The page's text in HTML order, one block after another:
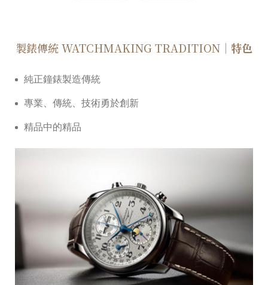
製錶傳統 WATCHMAKING TRADITION ｜特色
純正鐘錶製造傳統
專業、傳統、技術勇於創新
精品中的精品